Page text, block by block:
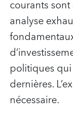
courants
analyse
politiques
dernières.
nécessaire.